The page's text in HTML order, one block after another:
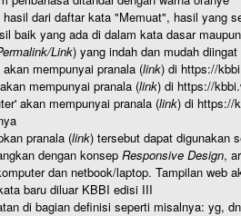
dari daftar kata "Memuat", hasil yang
baik yang ada di dalam kata dasar
Link) yang indah dan mudah
akan mempunyai pranala (link) di https://
mempunyai pranala (link) di https://
akan mempunyai pranala (link) di https://
pranala (link) tersebut dapat digunakan
dengan konsep Responsive Design,
dan netbook/laptop. Tampilan web
baru diluar KBBI edisi III
di bagian definisi seperti misalnya: yg,